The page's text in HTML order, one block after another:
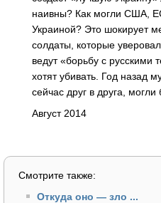
наивны? Как могли США,
Украиной? Это шокирует
солдаты, которые
ведут «борьбу с русскими
хотят убивать. Год назад
сейчас друг в друга, могли
Август 2014
Смотрите также:
Откуда оно — зло ...